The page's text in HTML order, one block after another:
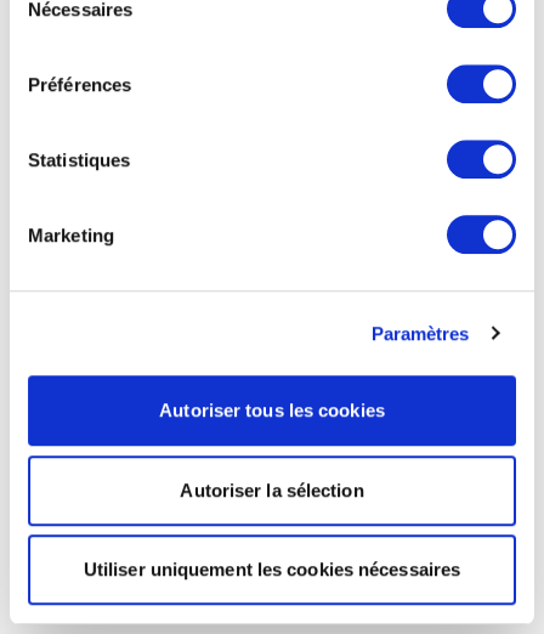
Nécessaires
Préférences
Statistiques
Marketing
Paramètres
Autoriser tous les cookies
Autoriser la sélection
Utiliser uniquement les cookies nécessaires